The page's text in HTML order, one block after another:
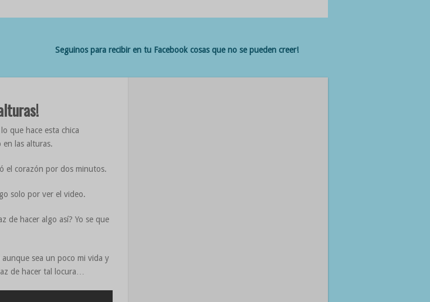
Seguinos para recibir en tu Facebook cosas que no se pueden creer!
que hace esta chica
en las alturas.
el corazón por dos minutos.
solo por ver el video.
de hacer algo así? Yo se que
aunque sea un poco mi vida y
de hacer tal locura…